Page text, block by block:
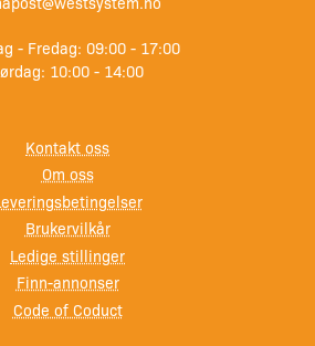
- Fredag: 09:00 - 17:00
10:00 - 14:00
Kontakt oss
Om oss
Brukervilkår
Ledige stillinger
Finn-annonser
Code of Coduct